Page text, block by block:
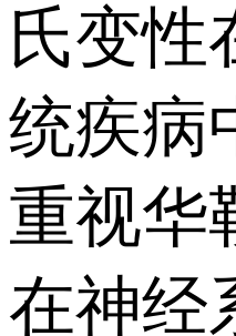
氏变性
统疾病
重视华
在神经